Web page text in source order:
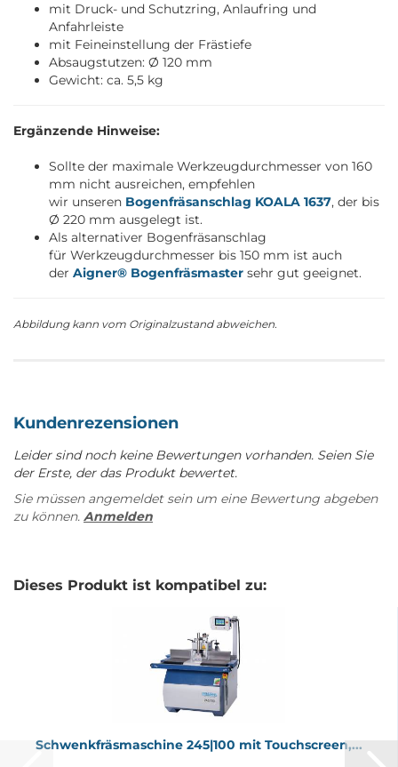
mit Druck- und Schutzring, Anlaufring und
Anfahrleiste
mit Feineinstellung der Frästiefe
Absaugstutzen: Ø 120 mm
Gewicht: ca. 5,5 kg
Ergänzende Hinweise:
Sollte der maximale Werkzeugdurchmesser von 160
mm nicht ausreichen, empfehlen
wir unseren Bogenfräsanschlag KOALA 1637, der bis
Ø 220 mm ausgelegt ist.
Als alternativer Bogenfräsanschlag
für Werkzeugdurchmesser bis 150 mm ist auch
der Aigner® Bogenfräsmaster sehr gut geeignet.
Abbildung kann vom Originalzustand abweichen.
Kundenrezensionen
Leider sind noch keine Bewertungen vorhanden. Seien Sie
der Erste, der das Produkt bewertet.
Sie müssen angemeldet sein um eine Bewertung abgeben
zu können. Anmelden
Dieses Produkt ist kompatibel zu:
Schwenk­fräs­ma­schi­ne 245|100 mit Touch­screen,...